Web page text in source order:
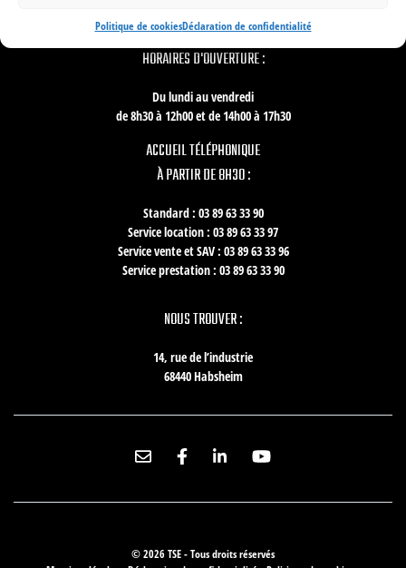
Politique de cookiesDéclaration de confidentialité
HORAIRES D'OUVERTURE :
Du lundi au vendredi
de 8h30 à 12h00 et de 14h00 à 17h30
ACCUEIL TÉLÉPHONIQUE
À PARTIR DE 8H30 :
Standard : 03 89 63 33 90
Service location : 03 89 63 33 97
Service vente et SAV : 03 89 63 33 96
Service prestation : 03 89 63 33 90
NOUS TROUVER :
14, rue de l’industrie
68440 Habsheim
© 2026 TSE - Tous droits réservés